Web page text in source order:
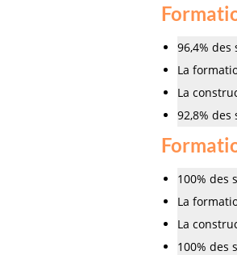
96,4%
La
La
92,8%
100% des
La
La
100% des